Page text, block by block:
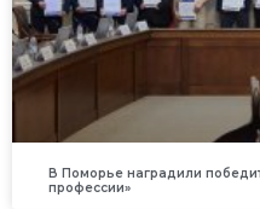
В Поморье наградили
профессии»